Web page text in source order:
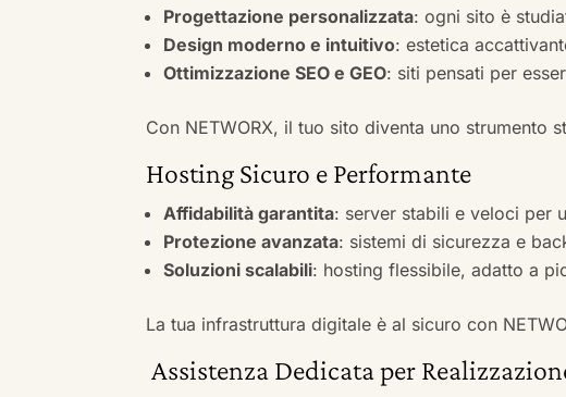
Progettazione personalizzata: ogni sito è
Design moderno e intuitivo: estetica
Ottimizzazione SEO e GEO: siti pensati per
Con NETWORX, il tuo sito diventa uno strumento
Hosting Sicuro e Performante
Affidabilità garantita: server stabili e veloci per
Protezione avanzata: sistemi di sicurezza e
Soluzioni scalabili: hosting flessibile, adatto a
La tua infrastruttura digitale è al sicuro con
Assistenza Dedicata per